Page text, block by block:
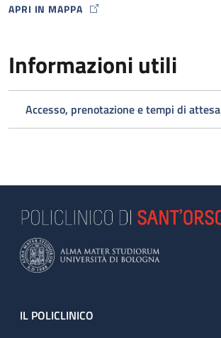
APRI IN MAPPA
MAP ICON
Informazioni utili
Accesso, prenotazione e tempi di attesa
Footer
IL POLICLINICO